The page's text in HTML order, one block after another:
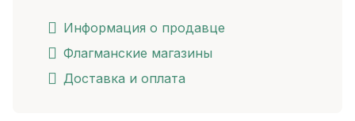
Информация о продавце
Флагманские магазины
Доставка и оплата